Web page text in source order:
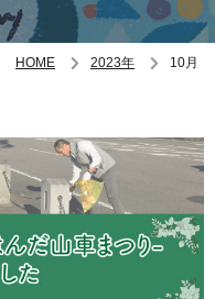
HOME 2023年 10月